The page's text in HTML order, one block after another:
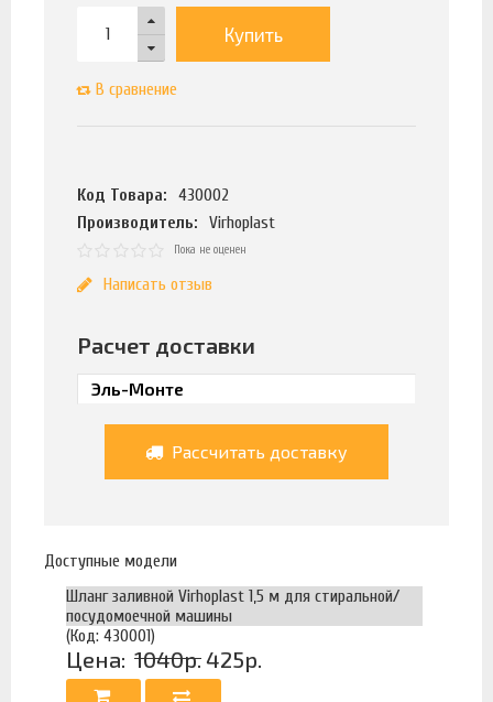
Купить
В сравнение
Код Товара:
430002
Производитель:
Virhoplast
Пока не оценен
Написать отзыв
Расчет доставки
Рассчитать доставку
Доступные модели
Шланг заливной Virhoplast 1,5 м для стиральной/
посудомоечной машины
(Код: 430001)
Цена: 1040р. 425р.